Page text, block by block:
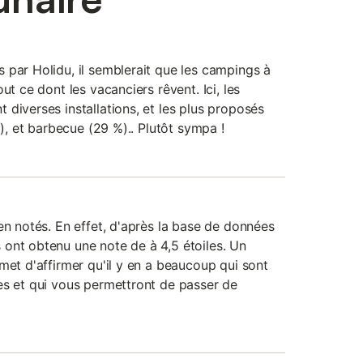
par Holidu, il semblerait que les campings à
ce dont les vacanciers rêvent. Ici, les
diverses installations, et les plus proposés
et barbecue (29 %).. Plutôt sympa !
notés. En effet, d'après la base de données
obtenu une note de à 4,5 étoiles. Un
d'affirmer qu'il y en a beaucoup qui sont
et qui vous permettront de passer de